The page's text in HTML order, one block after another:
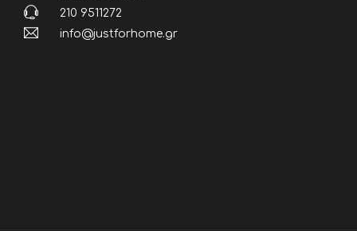
210 9511272
info@justforhome.gr